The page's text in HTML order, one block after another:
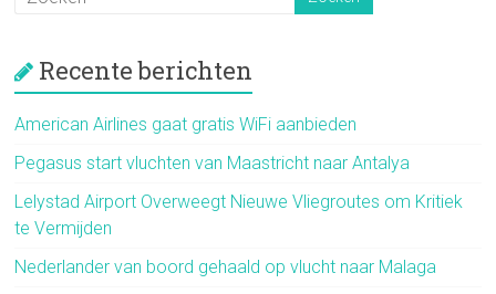
Recente berichten
American Airlines gaat gratis WiFi aanbieden
Pegasus start vluchten van Maastricht naar Antalya
Lelystad Airport Overweegt Nieuwe Vliegroutes om Kritiek
te Vermijden
Nederlander van boord gehaald op vlucht naar Malaga